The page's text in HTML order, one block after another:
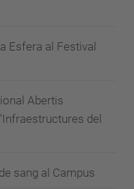
Esfera al Festival
Abertis
del
sang al Campus